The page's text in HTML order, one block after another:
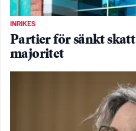
INRIKES
Partier för sänkt
majoritet